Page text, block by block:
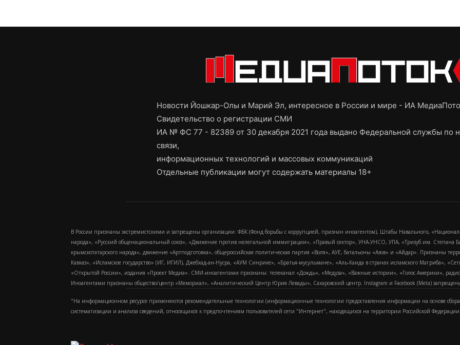
Новости Йошкар-Олы и Марий Эл, интересное в России и мире - ИА
Свидетельство о регистрации СМИ
ИА № ФС 77 - 82389 от 30 декабря 2021 года выдано Федеральной службы по
связи,
информационных технологий и массовых коммуникаций
Отдельные публикации могут содержать материалы 18+
В России признаны экстремистскими и запрещены организации: ФБК (Фонд борьбы с коррупцией, признан иноагентом), Штабы Навального,
народа», «Русский общенациональный союз», «Движение против нелегальной иммиграции», «Правый сектор», УНА-УНСО, УПА, «Тризуб им.
крымскотатарского народа», движение «Артподготовка», общероссийская политическая партия «Воля», АУЕ, батальоны «Азов» и «Айдар». Признаны
Кавказ», «Исламское государство» (ИГ, ИГИЛ), Джебхад-ан-Нусра, «АУМ Синрике», «Братья-мусульмане», «Аль-Каида в странах исламского Магриба»,
«Открытой России», издания «Проект Медиа». СМИ-иноагентами признаны: телеканал «Дождь», «Медуза», «Важные истории», «Голос Америки»,
Иноагентами признаны общество/центр «Мемориал», «Аналитический Центр Юрия Левады», Сахаровский центр. Instagram и Facebook (Metа)
"На информационном ресурсе применяются рекомендательные технологии (информационные технологии предоставления информации на основе
систематизации и анализа сведений, относящихся к предпочтениям пользователей сети "Интернет", находящихся на территории Российской